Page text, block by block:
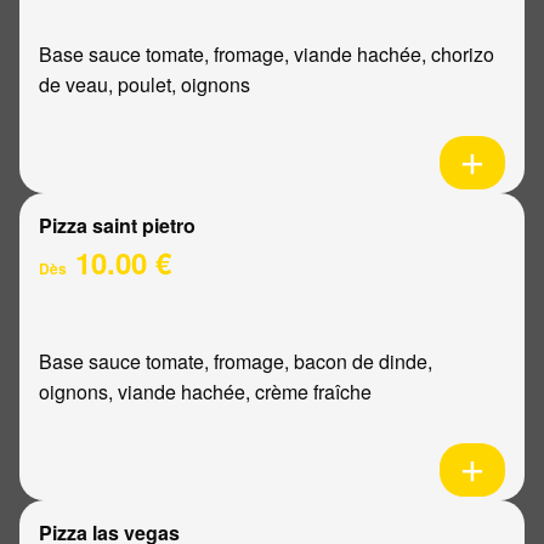
Base sauce tomate, fromage, viande hachée, chorizo
de veau, poulet, oignons
Pizza saint pietro
Dès 10.00 €
Base sauce tomate, fromage, bacon de dinde,
oignons, viande hachée, crème fraîche
Pizza las vegas